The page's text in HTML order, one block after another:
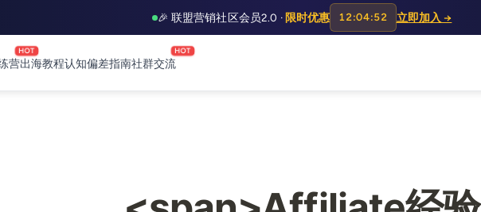
🎉 联盟营销社区会员2.0 · 限时优惠 12:04:51 立即加入 →
营
HOT
出海教程认知偏差指南社群交流
HOT